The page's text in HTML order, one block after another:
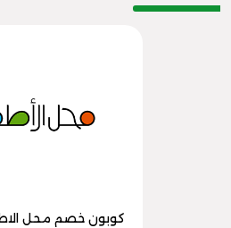
كوبون خصم محل